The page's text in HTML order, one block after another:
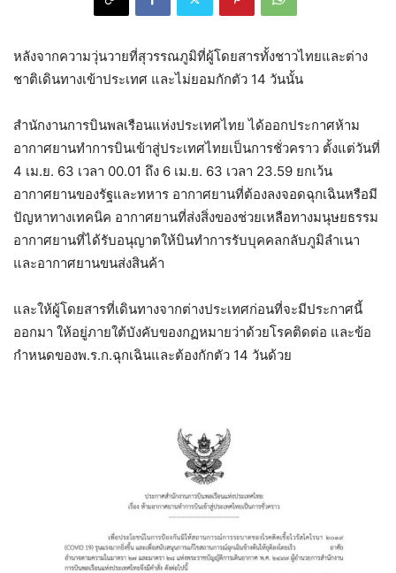
หลังจากความวุ่นวายที่สุวรรณภูมิที่ผู้โดยสารทั้งชาวไทยและต่าง
ชาติเดินทางเข้าประเทศ และไม่ยอมกักตัว 14 วันนั้น
สำนักงานการบินพลเรือนแห่งประเทศไทย ได้ออกประกาศห้าม
อากาศยานทำการบินเข้าสู่ประเทศไทยเป็นการชั่วคราว ตั้งแต่วันที่
4 เม.ย. 63 เวลา 00.01 ถึง 6 เม.ย. 63 เวลา 23.59 ยกเว้น
อากาศยานของรัฐและทหาร อากาศยานที่ต้องลงจอดฉุกเฉินหรือมี
ปัญหาทางเทคนิค อากาศยานที่ส่งสิ่งของช่วยเหลือทางมนุษยธรรม
อากาศยานที่ได้รับอนุญาตให้บินทำการรับบุคคลกลับภูมิลำเนา
และอากาศยานขนส่งสินค้า
และให้ผู้โดยสารที่เดินทางจากต่างประเทศก่อนที่จะมีประกาศนี้
ออกมา ให้อยู่ภายใต้บังคับของกฏหมายว่าด้วยโรคติดต่อ และข้อ
กำหนดของพ.ร.ก.ฉุกเฉินและต้องกักตัว 14 วันด้วย